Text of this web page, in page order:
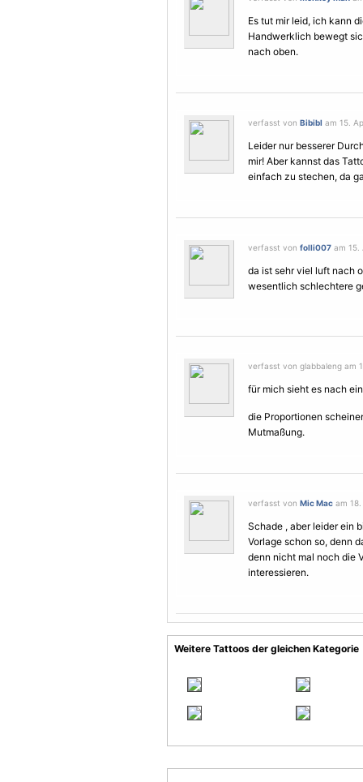
Es tut mir leid, ich kann
Handwerklich bewegt
nach oben.
verfasst von Bibibl am 15.
Leider nur besserer
mir! Aber kannst das
einfach zu stechen, da
verfasst von folli007 am 15.
da ist sehr viel luft nach
wesentlich schlechtere
verfasst von glabbaleng am
für mich sieht es nach
die Proportionen
Mutmaßung.
verfasst von Mic Mac am
Schade , aber leider ein
Vorlage schon so, denn
denn nicht mal noch die
interessieren.
Weitere Tattoos der gleichen Kategorie